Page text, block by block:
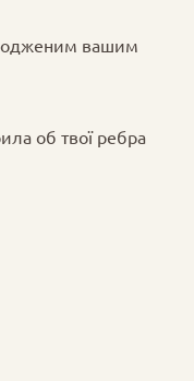
вашим
об твої ребра